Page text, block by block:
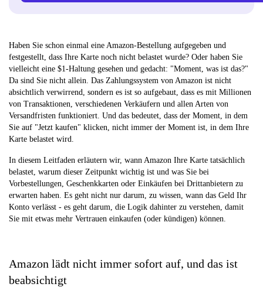
Haben Sie schon einmal eine Amazon-Bestellung aufgegeben und
festgestellt, dass Ihre Karte noch nicht belastet wurde? Oder haben Sie
vielleicht eine $1-Haltung gesehen und gedacht: "Moment, was ist das?"
Da sind Sie nicht allein. Das Zahlungssystem von Amazon ist nicht
absichtlich verwirrend, sondern es ist so aufgebaut, dass es mit Millionen
von Transaktionen, verschiedenen Verkäufern und allen Arten von
Versandfristen funktioniert. Und das bedeutet, dass der Moment, in dem
Sie auf "Jetzt kaufen" klicken, nicht immer der Moment ist, in dem Ihre
Karte belastet wird.
In diesem Leitfaden erläutern wir, wann Amazon Ihre Karte tatsächlich
belastet, warum dieser Zeitpunkt wichtig ist und was Sie bei
Vorbestellungen, Geschenkkarten oder Einkäufen bei Drittanbietern zu
erwarten haben. Es geht nicht nur darum, zu wissen, wann das Geld Ihr
Konto verlässt - es geht darum, die Logik dahinter zu verstehen, damit
Sie mit etwas mehr Vertrauen einkaufen (oder kündigen) können.
Amazon lädt nicht immer sofort auf, und das ist
beabsichtigt